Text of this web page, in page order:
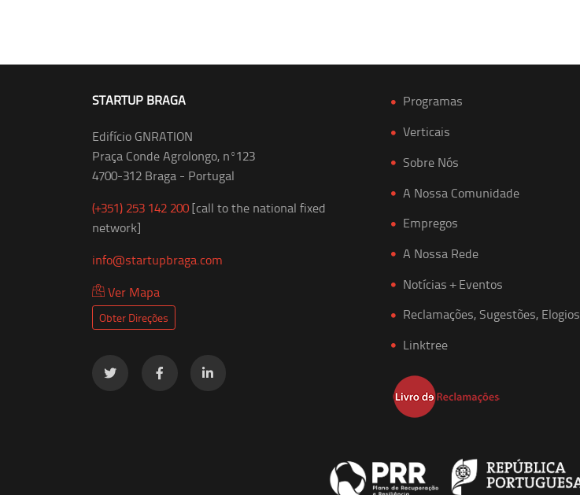
STARTUP BRAGA
Edifício GNRATION
Praça Conde Agrolongo, nº123
4700-312 Braga - Portugal
(+351) 253 142 200[call to the national fixed
network]
info@startupbraga.com
Ver Mapa
Obter Direções
Programas
Verticais
Sobre Nós
A Nossa Comunidade
Empregos
A Nossa Rede
Notícias + Eventos
Reclamações, Sugestões, Elogios
Linktree